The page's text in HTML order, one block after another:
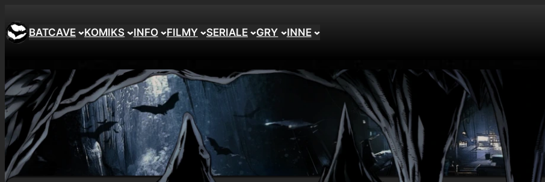
BATCAVE KOMIKS INFO FILMY SERIALE GRY INNE